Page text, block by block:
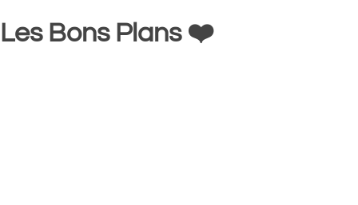
Les Bons Plans ❤️